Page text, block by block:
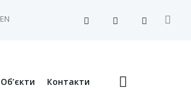
EN
Об’єкти Контакти